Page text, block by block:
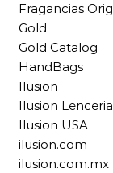
Fragancias
Gold
Gold Catalog
HandBags
Ilusion
Ilusion Lenceria
Ilusion USA
ilusion.com
ilusion.com.mx